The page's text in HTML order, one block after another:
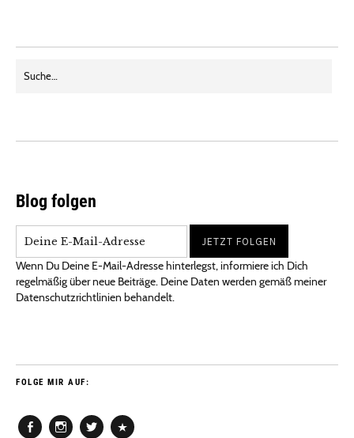
Blog folgen
Wenn Du Deine E-Mail-Adresse hinterlegst, informiere ich Dich
regelmäßig über neue Beiträge. Deine Daten werden gemäß meiner
Datenschutzrichtlinien behandelt.
FOLGE MIR AUF: